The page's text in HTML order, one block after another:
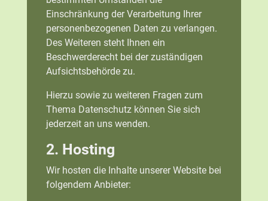
Einschränkung der Verarbeitung Ihrer
personenbezogenen Daten zu verlangen.
Des Weiteren steht Ihnen ein
Beschwerderecht bei der zuständigen
Aufsichtsbehörde zu.
Hierzu sowie zu weiteren Fragen zum
Thema Datenschutz können Sie sich
jederzeit an uns wenden.
2. Hosting
Wir hosten die Inhalte unserer Website bei
folgendem Anbieter: